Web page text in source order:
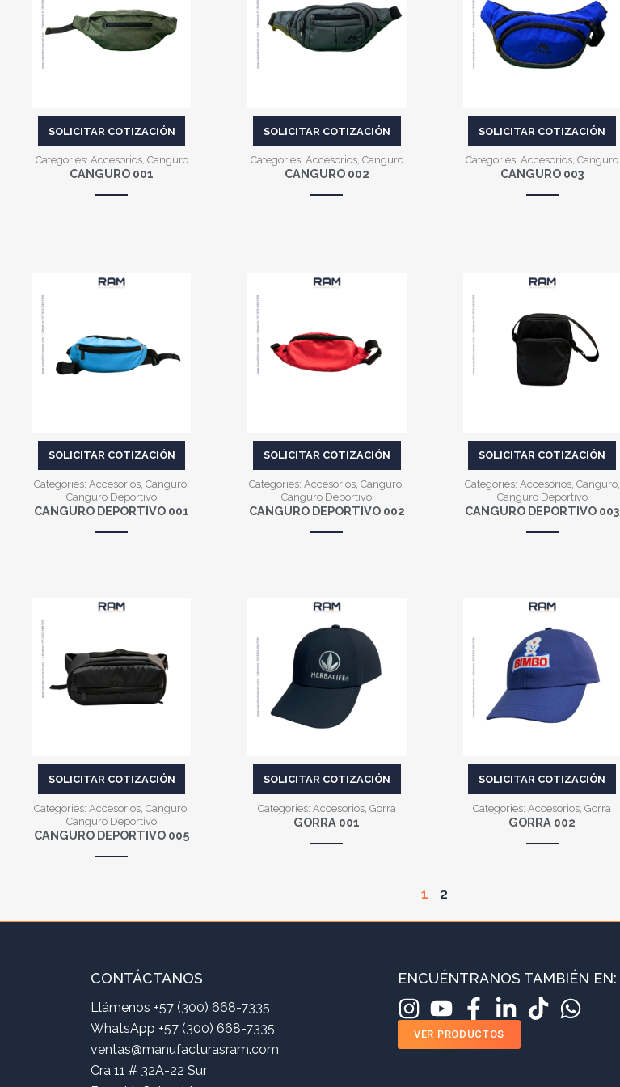
VER MÁS
SOLICITAR COTIZACIÓN
Categories: Accesorios, Canguro
CANGURO 001
VER MÁS
SOLICITAR COTIZACIÓN
Categories: Accesorios, Canguro
CANGURO 002
VER MÁS
SOLICITAR COTIZACIÓN
Categories:Accesorios,Canguro
CANGURO 003
VER MÁS
SOLICITAR COTIZACIÓN
Categories:Accesorios,Canguro,
Canguro Deportivo
CANGURO DEPORTIVO 001
VER MÁS
SOLICITAR COTIZACIÓN
Categories:Accesorios,Canguro,
Canguro Deportivo
CANGURO DEPORTIVO 002
VER MÁS
SOLICITAR COTIZACIÓN
Categories: Accesorios, Canguro,
Canguro Deportivo
CANGURO DEPORTIVO 003
VER MÁS
SOLICITAR COTIZACIÓN
Categories:Accesorios ,Canguro
Canguro Deportivo
CANGURO DEPORTIVO 005
VER MÁS
SOLICITAR COTIZACIÓN
Categories: Accesorios, Gorra
GORRA 001
VER MÁS
SOLICITAR COTIZACIÓN
Categories:Accesorios ,Gorra
GORRA 002
1 2
CONTÁCTANOS
Llámenos +57 (300) 668-7335
WhatsApp +57 (300) 668-7335
ventas@manufacturasram.com
Cra 11 # 32A-22 Sur
ENCUÉNTRANOS TAMBIÉN EN:
VER PRODUCTOS